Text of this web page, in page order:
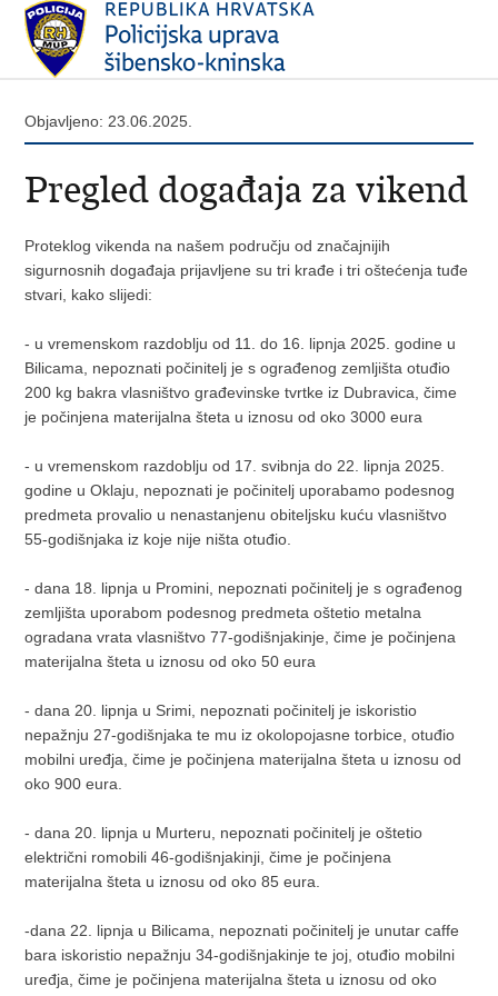
Objavljeno: 23.06.2025.
Pregled događaja za vikend
Proteklog vikenda na našem području od značajnijih
sigurnosnih događaja prijavljene su tri krađe i tri oštećenja tuđe
stvari, kako slijedi:
- u vremenskom razdoblju od 11. do 16. lipnja 2025. godine u
Bilicama, nepoznati počinitelj je s ograđenog zemljišta otuđio
200 kg bakra vlasništvo građevinske tvrtke iz Dubravica, čime
je počinjena materijalna šteta u iznosu od oko 3000 eura
- u vremenskom razdoblju od 17. svibnja do 22. lipnja 2025.
godine u Oklaju, nepoznati je počinitelj uporabamo podesnog
predmeta provalio u nenastanjenu obiteljsku kuću vlasništvo
55-godišnjaka iz koje nije ništa otuđio.
- dana 18. lipnja u Promini, nepoznati počinitelj je s ograđenog
zemljišta uporabom podesnog predmeta oštetio metalna
ogradana vrata vlasništvo 77-godišnjakinje, čime je počinjena
materijalna šteta u iznosu od oko 50 eura
- dana 20. lipnja u Srimi, nepoznati počinitelj je iskoristio
nepažnju 27-godišnjaka te mu iz okolopojasne torbice, otuđio
mobilni uređja, čime je počinjena materijalna šteta u iznosu od
oko 900 eura.
- dana 20. lipnja u Murteru, nepoznati počinitelj je oštetio
električni romobili 46-godišnjakinji, čime je počinjena
materijalna šteta u iznosu od oko 85 eura.
-dana 22. lipnja u Bilicama, nepoznati počinitelj je unutar caffe
bara iskoristio nepažnju 34-godišnjakinje te joj, otuđio mobilni
uređja, čime je počinjena materijalna šteta u iznosu od oko